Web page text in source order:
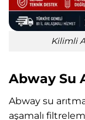
Kilimli
Abway Su
Abway su
aşamalı